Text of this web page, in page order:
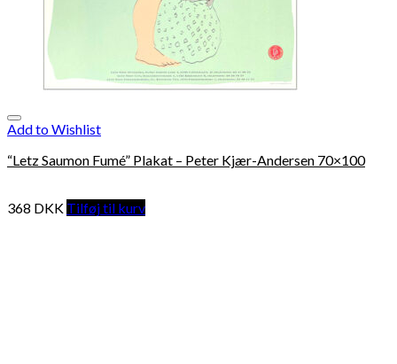
Add to Wishlist
“Letz Saumon Fumé” Plakat – Peter Kjær-Andersen 70×100
368 DKK Tilføj til kurv